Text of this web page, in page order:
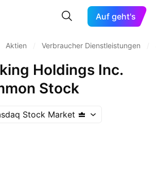
Auf geht's
Aktien Verbraucher Dienstleistungen
Holdings Inc.
Stock
Stock Market